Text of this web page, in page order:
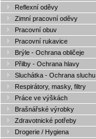
Reflexní oděvy
Zimní pracovní oděvy
Pracovní obuv
Pracovní rukavice
Brýle - Ochrana obličeje
Přilby - Ochrana hlavy
Sluchátka - Ochrana sluchu
Respirátory, masky, filtry
Práce ve výškách
Brašnářské výrobky
Zdravotnické potřeby
Drogerie / Hygiena